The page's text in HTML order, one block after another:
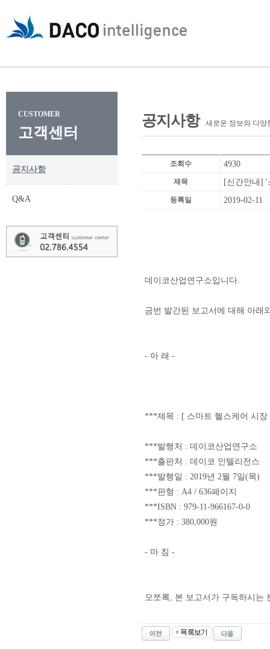
CUSTOMER
고객센터
공지사항
Q&A
공지사항 새로운 정보와 다양
조회수 4930
제목 [신간안내] '
등록일 2019-02-11
데이코산업연구소입니다.
금번 발간된 보고서에 대해 아래
- 아 래 -
***제목 : [ 스마트 헬스케어 시
***발행처 : 데이코산업
***출판처 : 데이코 인텔리전스
***발행일 : 2019년 2월 7일(목)
***판형 : A4 / 636페이지
***ISBN : 979-11-966167-0-0
***정가 : 380,000원
- 마 침 -
모쪼록, 본 보고서가 구독하시는